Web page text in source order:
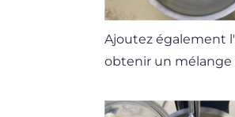
Ajoutez également
obtenir un